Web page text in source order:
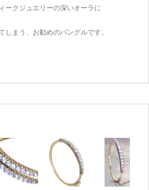
ークジュエリーの深いオーラに
しまう、お勧めのバングルです。